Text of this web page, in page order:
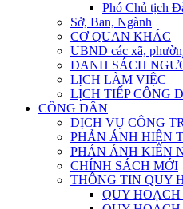
Phó Chủ tịch
Sở, Ban, Ngành
CƠ QUAN KHÁC
UBND các xã,
DANH SÁCH
LỊCH LÀM VIỆC
LỊCH TIẾP CÔNG
CÔNG DÂN
DỊCH VỤ CÔNG
PHẢN ÁNH HIỆN
PHẢN ÁNH KIẾN
CHÍNH SÁCH MỚI
THÔNG TIN QUY
QUY